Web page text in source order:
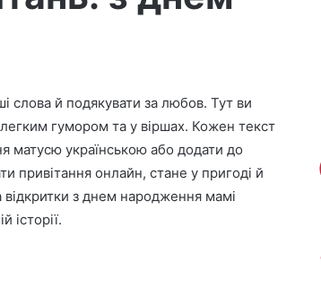
слова й подякувати за любов. Тут ви
легким гумором та у віршах. Кожен текст
матусю українською або додати до
привітання онлайн, стане у пригоді й
з днем народження мамі
історії.